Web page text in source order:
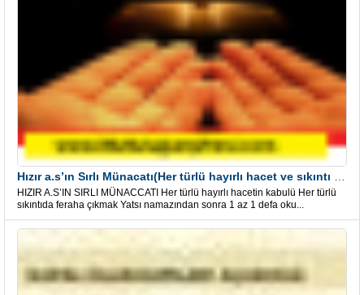
HIZIR A.S’IN SIRLI MÜNACCATI Her türlü hayırlı hacetin kabulü Her türlü
sıkıntıda feraha çıkmak Yatsı namazından sonra 1 az 1 defa oku...